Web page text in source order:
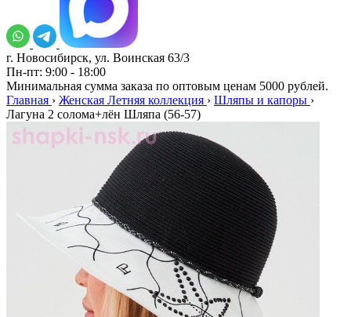
г. Новосибирск, ул. Воинская 63/3
Пн-пт: 9:00 - 18:00
Минимальная сумма заказа по оптовым ценам 5000 рублей.
Главная › Женская Летняя коллекция › Шляпы и капоры ›
Лагуна 2 солома+лён Шляпа (56-57)